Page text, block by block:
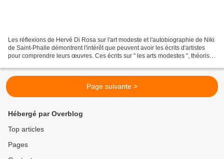
Les réflexions de Hervé Di Rosa sur l'art modeste et l'autobiographie de Niki
de Saint-Phalle démontrent l'intérêt que peuvent avoir les écrits d'artistes
pour comprendre leurs œuvres. Ces écrits sur " les arts modestes ", théorisés
Page suivante >
Hébergé par Overblog
Top articles
Pages